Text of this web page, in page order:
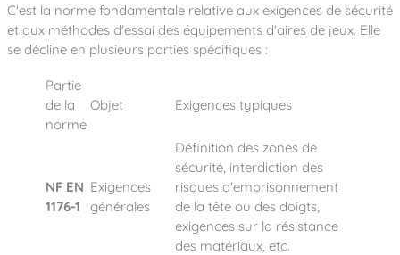
C'est la norme fondamentale relative aux exigences de sécurité
et aux méthodes d'essai des équipements d'aires de jeux. Elle
se décline en plusieurs parties spécifiques :
Partie
de la
norme
Objet Exigences typiques
NF EN
1176-1
Exigences
générales
Définition des zones de
sécurité, interdiction des
risques d'emprisonnement
de la tête ou des doigts,
exigences sur la résistance
des matériaux, etc.